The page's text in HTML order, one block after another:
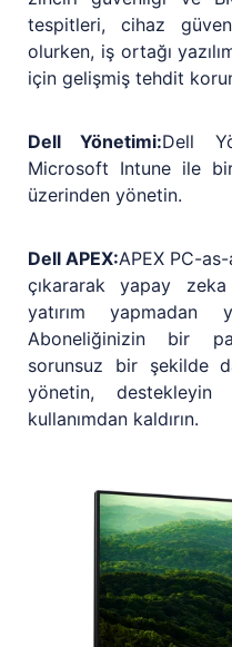
tespitleri, cihaz
olurken, iş ortağı
için gelişmiş tehdit
Dell Yönetimi:Dell
Microsoft Intune ile
üzerinden yönetin.
Dell APEX:APEX PC-
çıkararak yapay
yatırım yapmadan
Aboneliğinizin bir
sorunsuz bir şekilde
yönetin,
kullanımdan kaldırın.